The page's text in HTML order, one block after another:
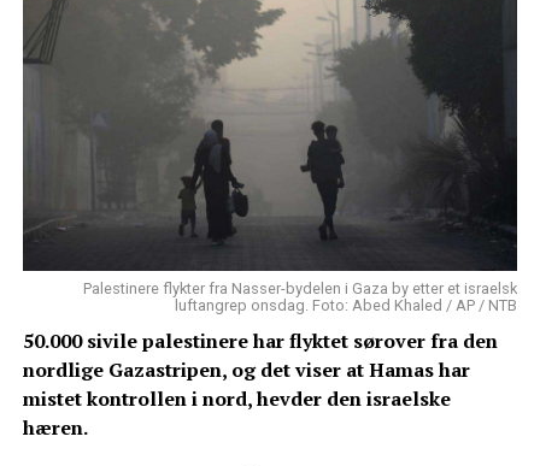
Palestinere flykter fra Nasser-bydelen i Gaza by etter et israelsk
luftangrep onsdag. Foto: Abed Khaled / AP / NTB
50.000 sivile palestinere har flyktet sørover fra den
nordlige Gazastripen, og det viser at Hamas har
mistet kontrollen i nord, hevder den israelske
hæren.